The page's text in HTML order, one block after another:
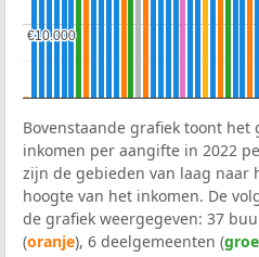
€10.000
€10.000
Bovenstaande grafiek toont
inkomen per aangifte in 2022
zijn de gebieden van laag naar
hoogte van het inkomen. De
de grafiek weergegeven: 37
(oranje), 6 deelgemeenten (